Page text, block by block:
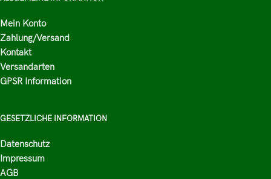
Mein Konto
Zahlung/Versand
Kontakt
Versandarten
GPSR Information
GESETZLICHE INFORMATION
Datenschutz
Impressum
AGB